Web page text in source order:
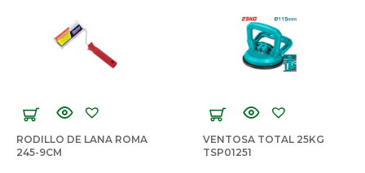
tracción, abrasión y humedad
Material de carcasa: Marco abierto
de ABS con topes de goma para
Medidas: Sistema métrico por un
lado e imperial por el reverso
Precisión: Clase II (EC Class 2)
RODILLO DE LANA ROMA
245-9CM
VENTOSA TOTAL 25KG
TSP01251